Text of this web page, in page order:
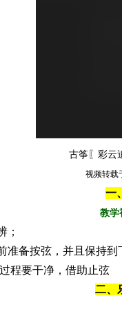
古筝〖彩云
视频转载
一
教学
；
准备按弦，并且保持
程要干净，借助止弦
二、